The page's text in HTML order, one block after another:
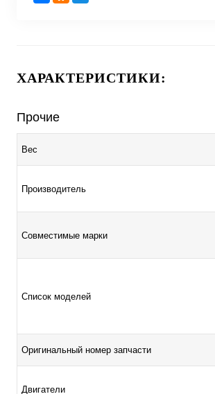
ХАРАКТЕРИСТИКИ:
Прочие
Вес
Производитель
Совместимые марки
Список моделей
Оригинальный номер запчасти
Двигатели